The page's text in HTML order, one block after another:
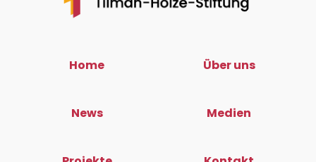
Home
News
Über uns
Medien